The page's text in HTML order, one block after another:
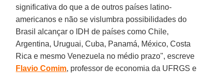
significativa do que a de outros países latino-
americanos e não se vislumbra possibilidades do
Brasil alcançar o IDH de países como Chile,
Argentina, Uruguai, Cuba, Panamá, México, Costa
Rica e mesmo Venezuela no médio prazo", escreve
Flavio Comim, professor de economia da UFRGS e